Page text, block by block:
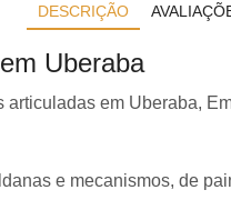
DESCRIÇÃO
Uberaba
articuladas em Uberaba,
e mecanismos, de